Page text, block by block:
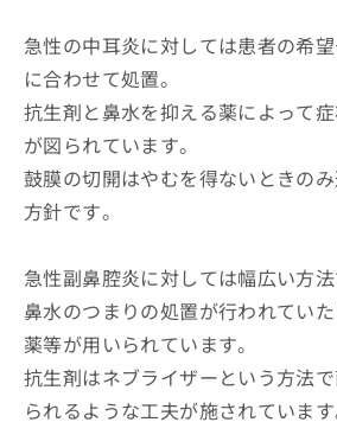
急性の中耳炎に対しては患者の希
に合わせて処置。
抗生剤と鼻水を抑える薬によって
が図られています。
鼓膜の切開はやむを得ないときの
方針です。
急性副鼻腔炎に対しては幅広い方法
鼻水のつまりの処置が行われてい
薬等が用いられています。
抗生剤はネブライザーという方法
られるような工夫が施されています